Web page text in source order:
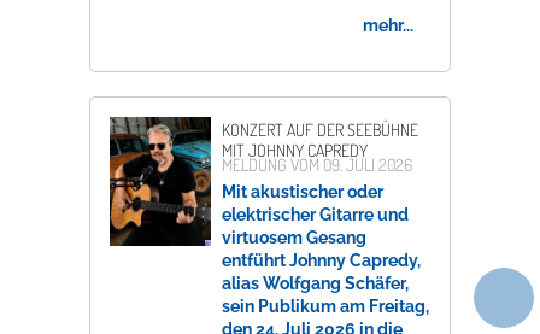
mehr...
KONZERT AUF DER SEEBÜHNE
MIT JOHNNY CAPREDY
MELDUNG VOM 09. JULI 2026
Mit akustischer oder
elektrischer Gitarre und
virtuosem Gesang
entführt Johnny Capredy,
alias Wolfgang Schäfer,
sein Publikum am Freitag,
den 24. Juli 2026 in die